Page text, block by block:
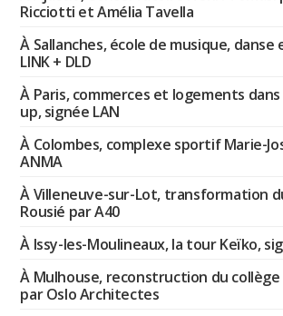
Ricciotti et Amélia Tavella
À Sallanches, école de musique,
LINK + DLD
À Paris, commerces et logements
up, signée LAN
À Colombes, complexe sportif Marie-
ANMA
À Villeneuve-sur-Lot, transformation
Rousié par A40
À Issy-les-Moulineaux, la tour Keïko,
À Mulhouse, reconstruction du collège
par Oslo Architectes